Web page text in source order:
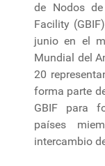
de Nodos
Facility
junio en el
Mundial del
20
forma parte
GBIF para
países
intercambio